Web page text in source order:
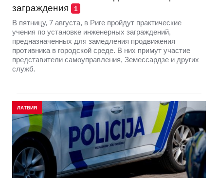
заграждения
1
В пятницу, 7 августа, в Риге пройдут практические
учения по установке инженерных заграждений,
предназначенных для замедления продвижения
противника в городской среде. В них примут участие
представители самоуправления, Земессардзе и других
служб.
ЛАТВИЯ